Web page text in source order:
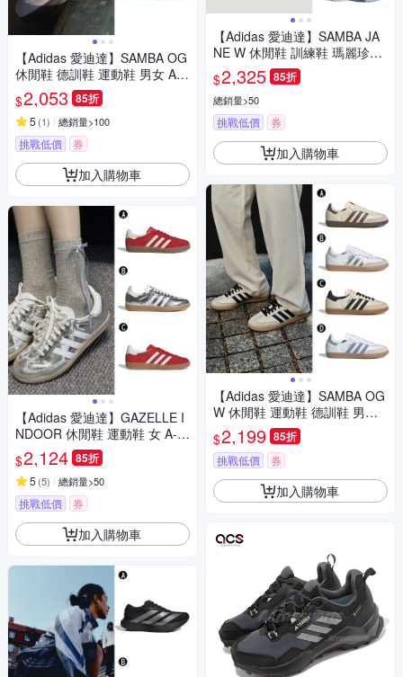
【Adidas 愛迪達】SAMBA OG
休閒鞋 德訓鞋 運動鞋 男女 A-B
75806 B-B75807
$2,053 85折
5 (1) 總銷量>100
挑戰低價 券
加入購物車
【Adidas 愛迪達】GAZELLE I
NDOOR 休閒鞋 運動鞋 女 A-IF
1808 B-JR0035 C-JI2063
$2,124 85折
5 (5) 總銷量>50
挑戰低價 券
加入購物車
【Adidas 愛迪達】SAMBA JA
NE W 休閒鞋 訓練鞋 瑪麗珍鞋
運動鞋 男女 A-KJ3970 B-HP71
30 精選四款
$2,325 85折
總銷量>50
挑戰低價 券
加入購物車
【Adidas 愛迪達】SAMBA OG
W 休閒鞋 運動鞋 德訓鞋 男女
A-IH3980 B-JI2725 C-ID0478
精選四款
$2,199 85折
挑戰低價 券
加入購物車